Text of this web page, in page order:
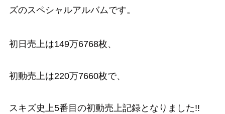
ズのスペシャルアルバムです。
初日売上は149万6768枚、
初動売上は220万7660枚で、
スキズ史上5番目の初動売上記録となりました!!